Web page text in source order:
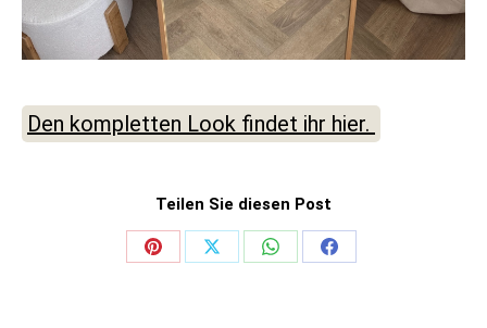
Den kompletten Look findet ihr hier.
Teilen Sie diesen Post
Share
Share
Share
Share